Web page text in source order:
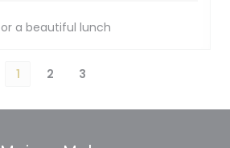
a beautiful lunch
1 2 3